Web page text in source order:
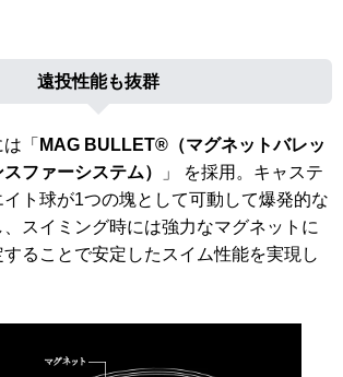
遠投性能も抜群
「 MAG BULLET®（マグネットバレッ
ファーシステム）
」 を採用。キャステ
イト球が1つの塊として可動して爆発的な
スイミング時には強力なマグネットに
ることで安定したスイム性能を実現し